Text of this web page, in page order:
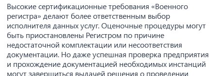
Высокие сертификационные требования «Военного
регистра» делают более ответственным выбор
исполнителя данных услуг. Оценочные процедуры могут
быть приостановлены Регистром по причине
недостаточной комплектации или несоответствия
документации. Но даже успешная проверка предприятия
и прохождение документацией необходимых инстанций
могут завершиться выдачей решения о проведении